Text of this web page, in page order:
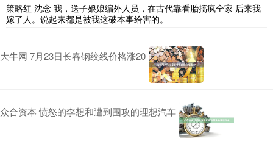
策略红 沈念 我，送子娘娘编外人员，在古代靠看胎搞疯全家 后来我
嫁了人。说起来都是被我这破本事给害的。
大牛网 7月23日长春钢绞线价格涨20
众合资本 愤怒的李想和遭到围攻的理想汽车